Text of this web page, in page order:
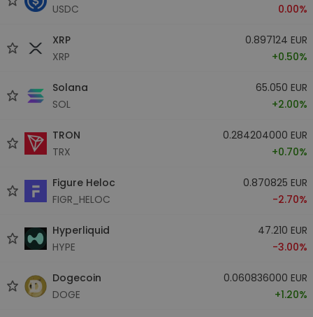
USDC
0.00%
XRP
XRP
0.897124 EUR
+0.50%
Solana
SOL
65.050 EUR
+2.00%
TRON
TRX
0.284204000 EUR
+0.70%
Figure Heloc
FIGR_HELOC
0.870825 EUR
-2.70%
Hyperliquid
HYPE
47.210 EUR
-3.00%
Dogecoin
DOGE
0.060836000 EUR
+1.20%